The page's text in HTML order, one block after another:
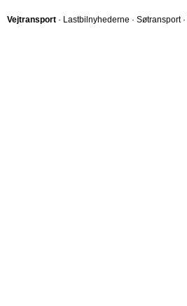
Vejtransport · Lastbilnyhederne · Søtransport ·